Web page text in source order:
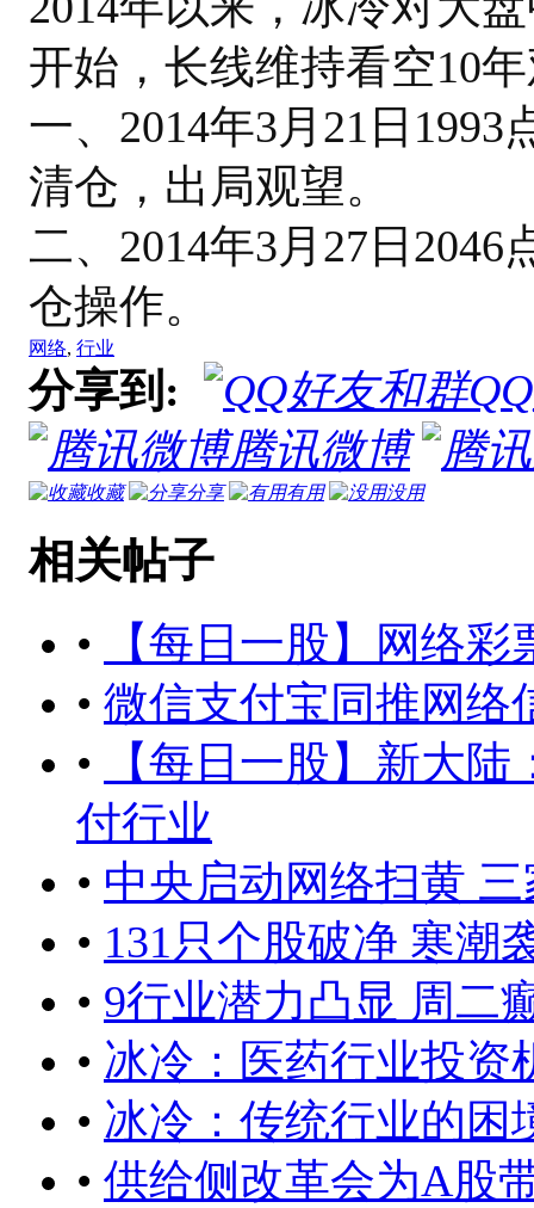
开始，长线维持看空10
一、2014年3月21日
清仓，出局观望。
二、2014年3月27日
仓操作。
网络, 行业
分享到:
腾讯微博
收藏 分享 有用 没用
相关帖子
•
【每日一股】网络
• 微信支付宝同推网络
•
【每日一股】新大
付行业
• 中央启动网络扫黄
• 131只个股破净 寒潮
• 9行业潜力凸显 周二
• 冰冷：医药行业投资
• 冰冷：传统行业的困
• 供给侧改革会为A股